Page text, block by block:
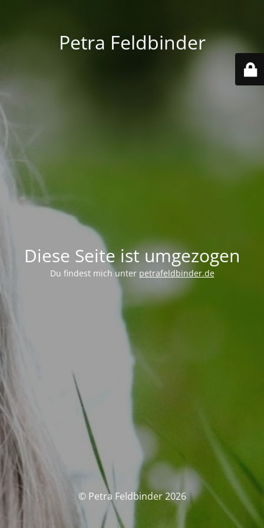
Petra Feldbinder
Diese Seite ist umgezogen
Du findest mich unter petrafeldbinder.de
© Petra Feldbinder 2026